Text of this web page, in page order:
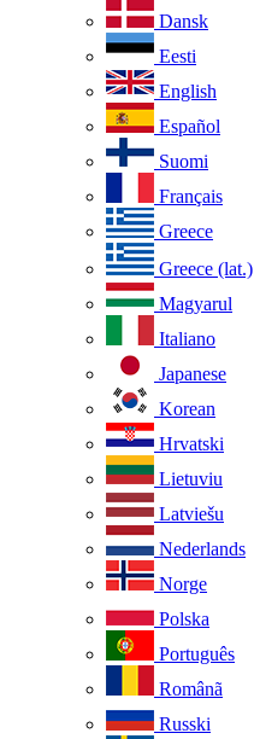
Dansk
Eesti
English
Español
Suomi
Français
Greece
Greece (lat.)
Magyarul
Italiano
Japanese
Korean
Hrvatski
Lietuviu
Latviešu
Nederlands
Norge
Polska
Português
Românã
Russki